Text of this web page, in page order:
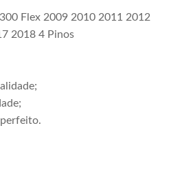
Flex 2009 2010 2011 2012
2018 4 Pinos